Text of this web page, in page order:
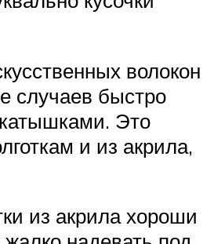
волокон
случаев быстро
Это
и из акрила,
из акрила хороши